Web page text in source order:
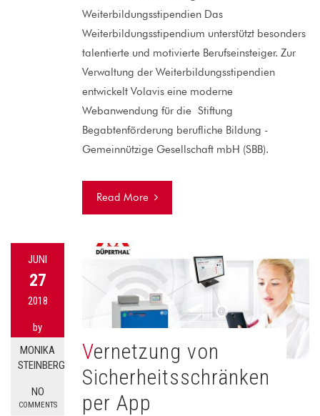
Weiterbildungsstipendien Das
Weiterbildungsstipendium unterstützt besonders
talentierte und motivierte Berufseinsteiger. Zur
Verwaltung der Weiterbildungsstipendien
entwickelt Volavis eine moderne
Webanwendung für die Stiftung
Begabtenförderung berufliche Bildung -
Gemeinnützige Gesellschaft mbH (SBB).
Read More
JUNI
27
2018
by
MONIKA
STEINBERG
NO
COMMENTS
Vernetzung von
Sicherheitsschränken
per App